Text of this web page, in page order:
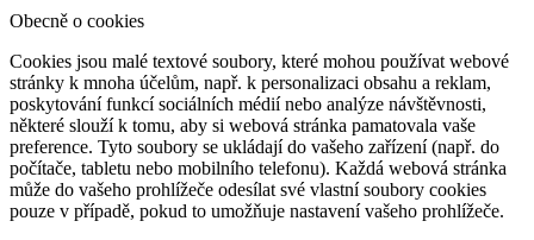
Obecně o cookies
Cookies jsou malé textové soubory, které mohou používat webové
stránky k mnoha účelům, např. k personalizaci obsahu a reklam,
poskytování funkcí sociálních médií nebo analýze návštěvnosti,
některé slouží k tomu, aby si webová stránka pamatovala vaše
preference. Tyto soubory se ukládají do vašeho zařízení (např. do
počítače, tabletu nebo mobilního telefonu). Každá webová stránka
může do vašeho prohlížeče odesílat své vlastní soubory cookies
pouze v případě, pokud to umožňuje nastavení vašeho prohlížeče.